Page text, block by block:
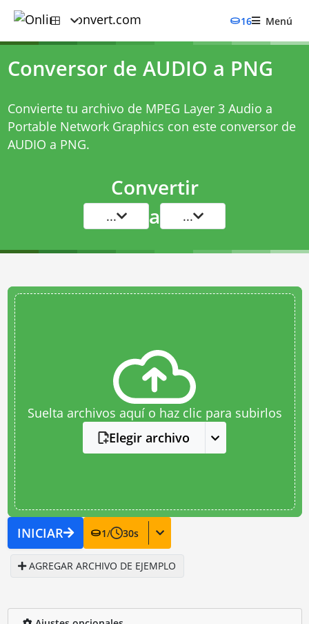
16 Menú
Conversor de AUDIO a PNG
Convierte tu archivo de MPEG Layer 3 Audio a
Portable Network Graphics con este conversor de
AUDIO a PNG.
Convertir
... a ...
Suelta archivos aquí o haz clic para subirlos
Elegir archivo
INICIAR 1/ 30s
AGREGAR ARCHIVO DE EJEMPLO